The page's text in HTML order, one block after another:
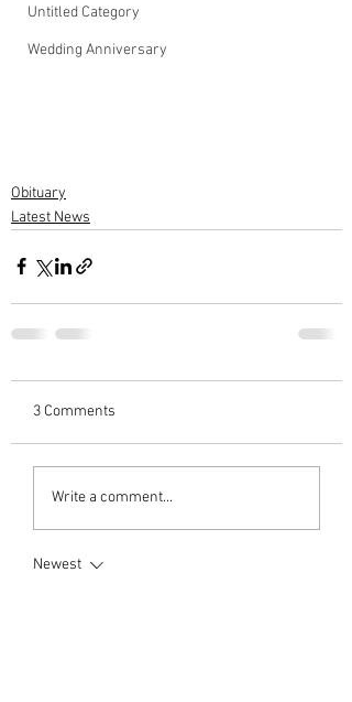
Untitled Category
Wedding Anniversary
Obituary
Latest News
3 Comments
Write a comment...
Newest